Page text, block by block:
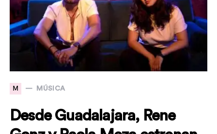
M MÚSICA
Desde Guadalajara, Rene